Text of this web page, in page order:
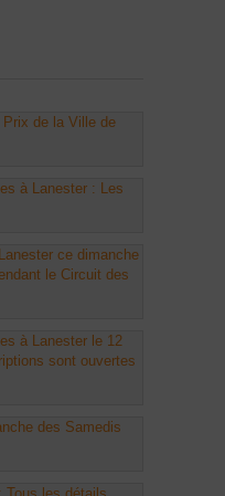
de la Ville de
à Lanester : Les
ce dimanche
le Circuit des
à Lanester le 12
sont ouvertes
des Samedis